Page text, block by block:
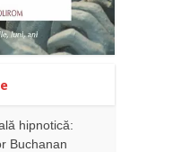
hipnotică:
Buchanan